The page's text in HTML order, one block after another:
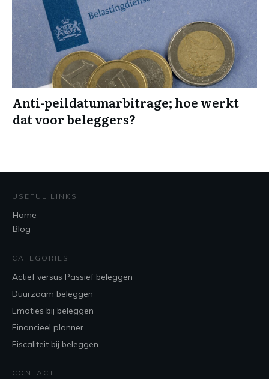
Anti-peildatumarbitrage; hoe werkt
dat voor beleggers?
USEFUL LINKS
Home
Blog
CATEGORIES
Actief versus Passief beleggen
Duurzaam beleggen
Emoties bij beleggen
Financieel planner
Fiscaliteit bij beleggen
CONTACT